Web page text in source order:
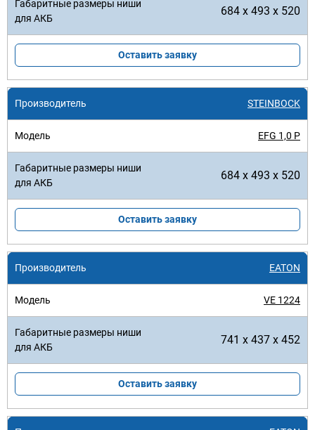
684 x 493 x 520
Оставить заявку
STEINBOCK
EFG 1,0 P
684 x 493 x 520
Оставить заявку
EATON
VE 1224
741 x 437 x 452
Оставить заявку